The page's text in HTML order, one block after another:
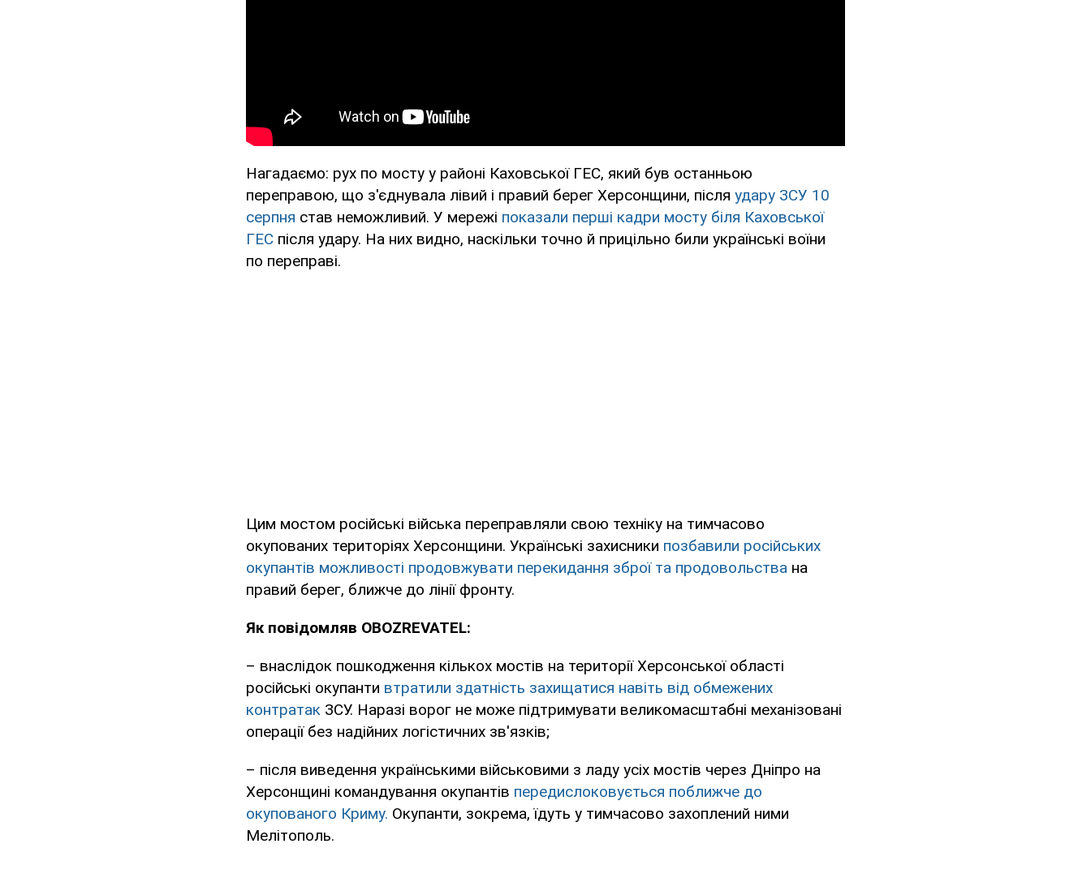
Нагадаємо: рух по мосту у районі Каховської ГЕС, який був останньою
переправою, що з'єднувала лівий і правий берег Херсонщини, після удару ЗСУ 10
серпня став неможливий. У мережі показали перші кадри мосту біля Каховської
ГЕС після удару. На них видно, наскільки точно й прицільно били українські воїни
по переправі.
Цим мостом російські війська переправляли свою техніку на тимчасово
окупованих територіях Херсонщини. Українські захисники позбавили російських
окупантів можливості продовжувати перекидання зброї та продовольства на
правий берег, ближче до лінії фронту.
Як повідомляв OBOZREVATEL:
– внаслідок пошкодження кількох мостів на території Херсонської області
російські окупанти втратили здатність захищатися навіть від обмежених
контратак ЗСУ. Наразі ворог не може підтримувати великомасштабні механізовані
операції без надійних логістичних зв'язків;
– після виведення українськими військовими з ладу усіх мостів через Дніпро на
Херсонщині командування окупантів передислоковується поближче до
окупованого Криму. Окупанти, зокрема, їдуть у тимчасово захоплений ними
Мелітополь.